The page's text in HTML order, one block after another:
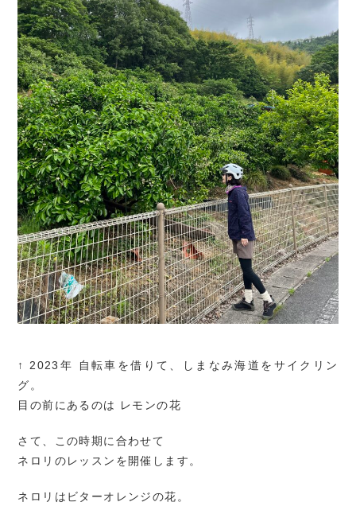
↑ 2023年 自転車を借りて、しまなみ海道をサイクリン
グ。
目の前にあるのは レモンの花
さて、この時期に合わせて
ネロリのレッスンを開催します。
ネロリはビターオレンジの花。